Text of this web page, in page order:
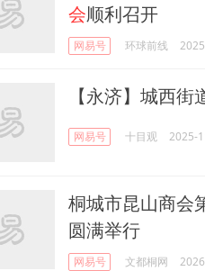
会顺利召开
网易号 环球前线
【永济】城西街
网易号 十目观 2025-
桐城市昆山商会
圆满举行
网易号 文都桐网